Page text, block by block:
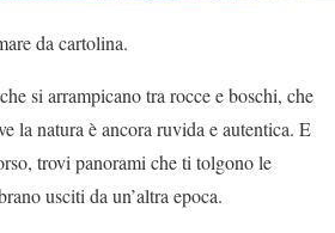
da cartolina.
si arrampicano tra rocce e boschi, che
la natura è ancora ruvida e autentica. E
trovi panorami che ti tolgono le
usciti da un’altra epoca.